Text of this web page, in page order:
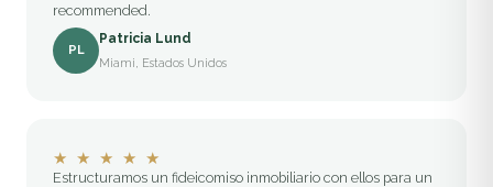
recommended.
PL
Patricia Lund
Miami, Estados Unidos
★ ★ ★ ★ ★
Estructuramos un fideicomiso inmobiliario con ellos para un